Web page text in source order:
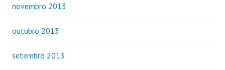
novembro 2013
outubro 2013
setembro 2013